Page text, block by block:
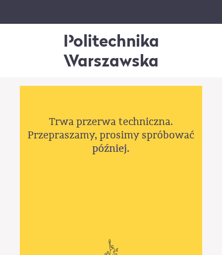
Politechnika
Warszawska
Trwa przerwa techniczna.
Przepraszamy, prosimy spróbować
później.